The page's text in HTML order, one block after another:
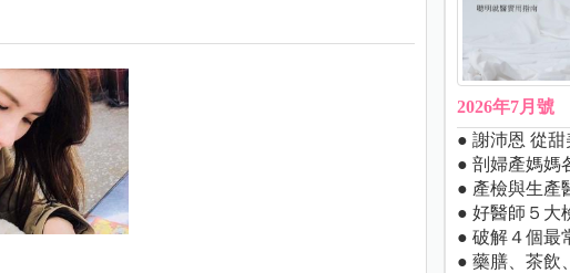
2026年7月號
● 謝沛恩 從
● 剖婦產媽媽
● 產檢與生產
● 好醫師５大
● 破解４個最
● 藥膳、茶飲